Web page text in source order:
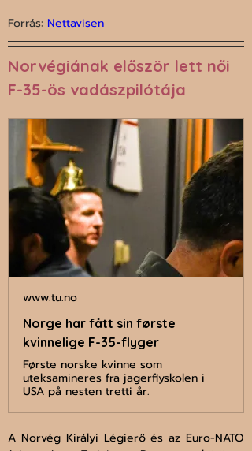
Forrás: Nettavisen
Norvégiának először lett női
F-35-ös vadászpilótája
www.tu.no
Norge har fått sin første
kvinnelige F-35-flyger
Første norske kvinne som
uteksamineres fra jagerflyskolen i
USA på nesten tretti år.
A Norvég Királyi Légierő és az Euro-NATO